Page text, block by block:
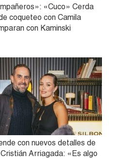
«Cuco» Cerda
coqueteo con Camila
con Kaminski
con nuevos detalles de
Arriagada: «Es algo